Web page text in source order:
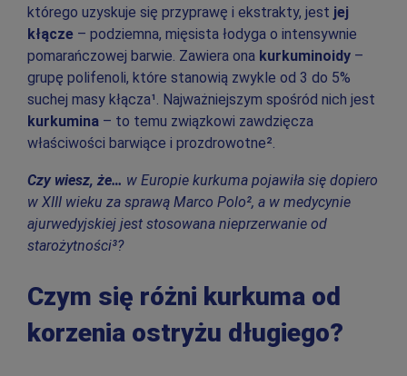
którego uzyskuje się przyprawę i ekstrakty, jest jej
kłącze – podziemna, mięsista łodyga o intensywnie
pomarańczowej barwie. Zawiera ona kurkuminoidy –
grupę polifenoli, które stanowią zwykle od 3 do 5%
suchej masy kłącza¹. Najważniejszym spośród nich jest
kurkumina – to temu związkowi zawdzięcza
właściwości barwiące i prozdrowotne².
Czy wiesz, że… w Europie kurkuma pojawiła się dopiero
w XIII wieku za sprawą Marco Polo², a w medycynie
ajurwedyjskiej jest stosowana nieprzerwanie od
starożytności³?
Czym się różni kurkuma od
korzenia ostryżu długiego?